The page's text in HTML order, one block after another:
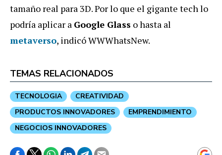
tamaño real para 3D. Por lo que el gigante tech lo
podría aplicar a Google Glass o hasta al
metaverso, indicó WWWhatsNew.
TEMAS RELACIONADOS
TECNOLOGIA
CREATIVIDAD
PRODUCTOS INNOVADORES
EMPRENDIMIENTO
NEGOCIOS INNOVADORES